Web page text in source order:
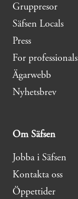
Gruppresor
Säfsen Locals
Press
For professionals
Ägarwebb
Nyhetsbrev
Om Säfsen
Jobba i Säfsen
Kontakta oss
Öppettider